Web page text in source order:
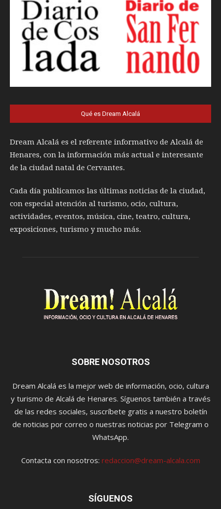
Qué es Dream Alcalá
Dream Alcalá es el referente informativo de Alcalá de
Henares, con la información más actual e interesante
de la ciudad natal de Cervantes.
Cada día publicamos las últimas noticias de la ciudad,
con especial atención al turismo, ocio, cultura,
actividades, eventos, música, cine, teatro, cultura,
exposiciones, turismo y mucho más.
SOBRE NOSOTROS
Dream Alcalá es la mejor web de información, ocio, cultura
y turismo de Alcalá de Henares. Síguenos también a través
de las redes sociales, suscríbete gratis a nuestro boletín
de noticias por correo o nuestras noticias por Telegram o
WhatsApp.
Contacta con nosotros: redaccion@dream-alcala.com
SÍGUENOS